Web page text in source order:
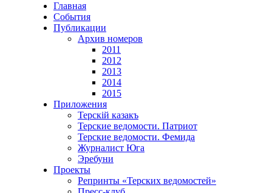
Главная
События
Публикации
Архив номеров
2011
2012
2013
2014
2015
Приложения
Терскiй казакъ
Терские ведомости. Патриот
Терские ведомости. Фемида
Журналист Юга
Эребуни
Проекты
Репринты «Терских ведомостей»